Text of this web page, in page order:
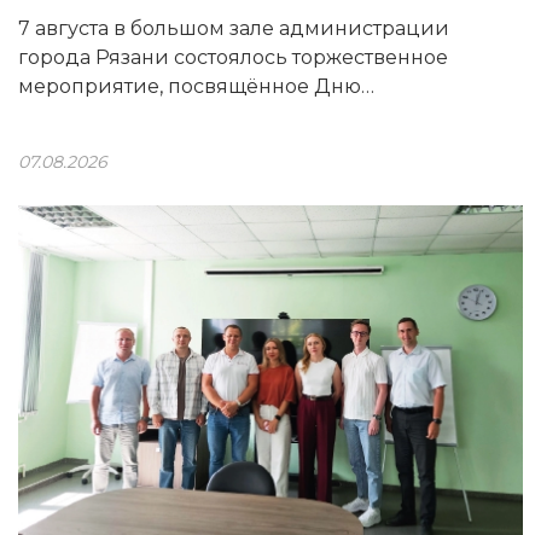
7 августа в большом зале администрации
города Рязани состоялось торжественное
мероприятие, посвящённое Дню
07.08.2026